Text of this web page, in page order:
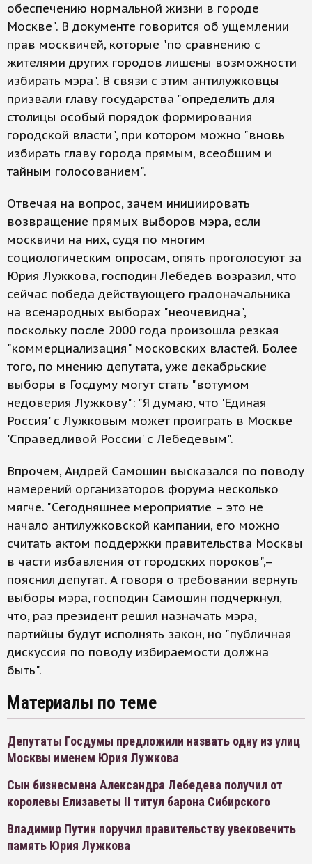
обеспечению нормальной жизни в городе
Москве". В документе говорится об ущемлении
прав москвичей, которые "по сравнению с
жителями других городов лишены возможности
избирать мэра". В связи с этим антилужковцы
призвали главу государства "определить для
столицы особый порядок формирования
городской власти", при котором можно "вновь
избирать главу города прямым, всеобщим и
тайным голосованием".
Отвечая на вопрос, зачем инициировать
возвращение прямых выборов мэра, если
москвичи на них, судя по многим
социологическим опросам, опять проголосуют за
Юрия Лужкова, господин Лебедев возразил, что
сейчас победа действующего градоначальника
на всенародных выборах "неочевидна",
поскольку после 2000 года произошла резкая
"коммерциализация" московских властей. Более
того, по мнению депутата, уже декабрьские
выборы в Госдуму могут стать "вотумом
недоверия Лужкову": "Я думаю, что 'Единая
Россия' с Лужковым может проиграть в Москве
'Справедливой России' с Лебедевым".
Впрочем, Андрей Самошин высказался по поводу
намерений организаторов форума несколько
мягче. "Сегодняшнее мероприятие – это не
начало антилужковской кампании, его можно
считать актом поддержки правительства Москвы
в части избавления от городских пороков",–
пояснил депутат. А говоря о требовании вернуть
выборы мэра, господин Самошин подчеркнул,
что, раз президент решил назначать мэра,
партийцы будут исполнять закон, но "публичная
дискуссия по поводу избираемости должна
быть".
Материалы по теме
Депутаты Госдумы предложили назвать одну из улиц
Москвы именем Юрия Лужкова
Сын бизнесмена Александра Лебедева получил от
королевы Елизаветы II титул барона Сибирского
Владимир Путин поручил правительству увековечить
память Юрия Лужкова